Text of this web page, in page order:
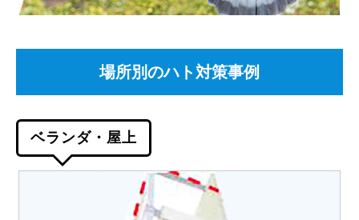
場所別のハト対策事例
ベランダ・屋上